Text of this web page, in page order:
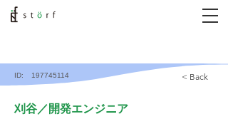
ID: 197745114 < Back
刈谷／開発エンジニア